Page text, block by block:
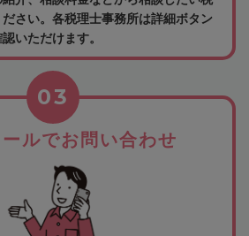
さい。各税理士事務所は詳細ボタン
いただけます。
ルでお問い合わせ
03